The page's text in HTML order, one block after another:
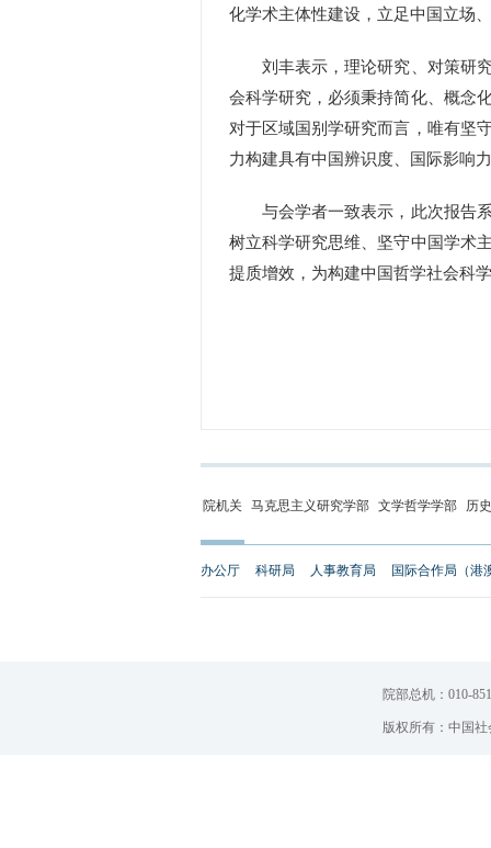
化学术主体性建设，立足中国立场
刘丰表示，理论研究、对策研究
会科学研究，必须秉持简化、概念
对于区域国别学研究而言，唯有坚
力构建具有中国辨识度、国际影响
与会学者一致表示，此次报告系
树立科学研究思维、坚守中国学术
提质增效，为构建中国哲学社会科
院机关 马克思主义研究学部 文学哲学学部 历
办公厅 科研局 人事教育局 国际合作局（港
院部总机：010-
版权所有：中国